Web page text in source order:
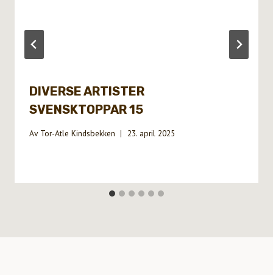
DIVERSE ARTISTER
SVENSKTOPPAR 15
Av Tor-Atle Kindsbekken 23. april 2025